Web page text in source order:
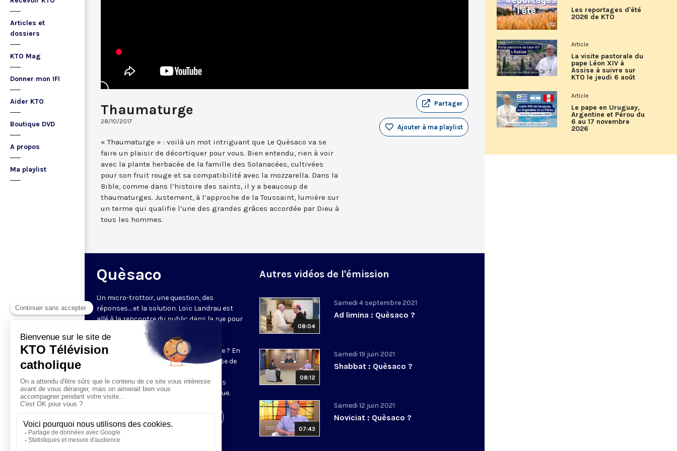
Articles et
dossiers
KTO Mag
Donner mon IFI
Aider KTO
Boutique DVD
A propos
Ma playlist
Thaumaturge
28/10/2017
Partager
Ajouter à ma playlist
« Thaumaturge » : voilà un mot intriguant que Le Quèsaco va se
faire un plaisir de décortiquer pour vous. Bien entendu, rien à voir
avec la plante herbacée de la famille des Solanacées, cultivées
pour son fruit rouge et sa compatibilité avec la mozzarella. Dans la
Bible, comme dans l’histoire des saints, il y a beaucoup de
thaumaturges. Justement, à l’approche de la Toussaint, lumière sur
un terme qui qualifie l’une des grandes grâces accordée par Dieu à
tous les hommes.
Quèsaco
Un micro-trottoir, une question, des
réponses… et la solution. Loïc Landrau est
allé à la rencontre du public dans la rue pour
l’interroger sur un mot ou un concept
catholique : que veulent dire des mots
comme miséricorde, narthex ou rosaire ? En
plateau, le père Bernard Klasen (diocèse de
question. 3 minutes pour rafraîchir nos
connaissances sur la culture catholique.
Autres vidéos de l'émission
08:04
Samedi 4 septembre 2021
Ad limina : Quèsaco ?
08:12
Samedi 19 juin 2021
Shabbat : Quèsaco ?
07:43
Samedi 12 juin 2021
Noviciat : Quèsaco ?
Les reportages d'été
2026 de KTO
Article
La visite pastorale du
pape Léon XIV à
Assise à suivre sur
KTO le jeudi 6 août
Article
Le pape en Uruguay,
Argentine et Pérou du
6 au 17 novembre
2026